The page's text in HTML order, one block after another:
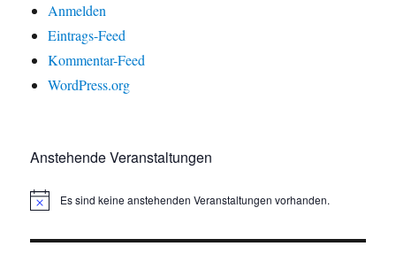
Anmelden
Eintrags-Feed
Kommentar-Feed
WordPress.org
Anstehende Veranstaltungen
H
Es sind keine anstehenden Veranstaltungen vorhanden.